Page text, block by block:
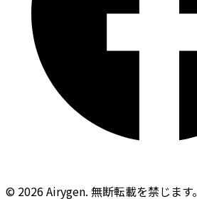
© 2026 Airygen. 無断転載を禁じます。